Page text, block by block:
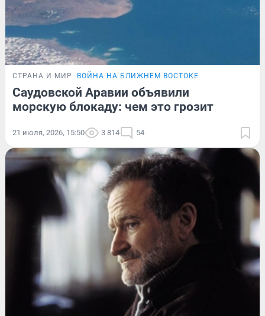
СТРАНА И МИР ВОЙНА НА БЛИЖНЕМ ВОСТОКЕ
Саудовской Аравии объявили
морскую блокаду: чем это грозит
21 июля, 2026, 15:50 3 814 54